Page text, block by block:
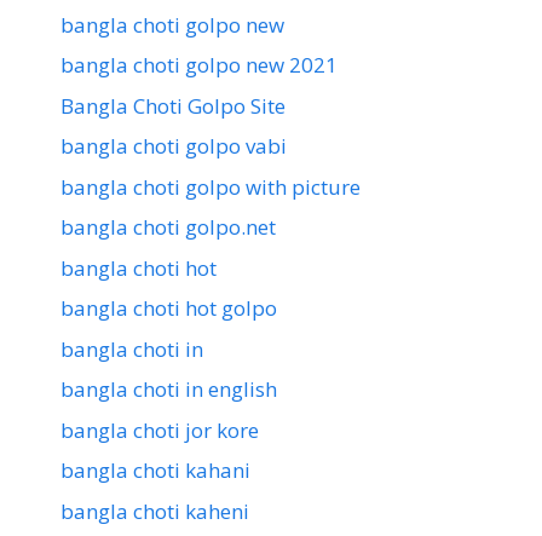
bangla choti golpo new
bangla choti golpo new 2021
Bangla Choti Golpo Site
bangla choti golpo vabi
bangla choti golpo with picture
bangla choti golpo.net
bangla choti hot
bangla choti hot golpo
bangla choti in
bangla choti in english
bangla choti jor kore
bangla choti kahani
bangla choti kaheni